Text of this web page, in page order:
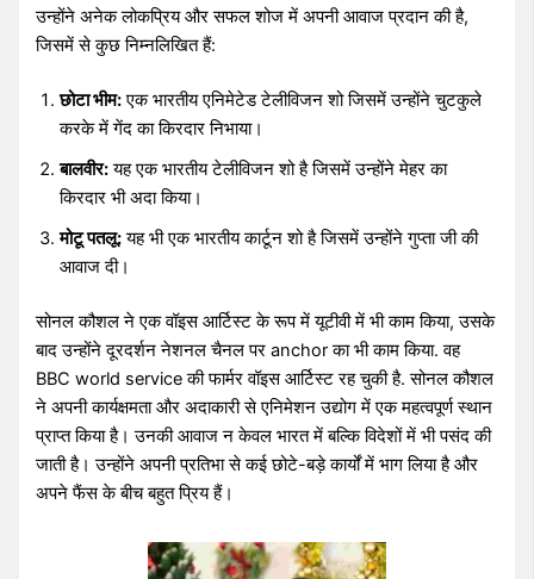
उन्होंने अनेक लोकप्रिय और सफल शोज में अपनी आवाज प्रदान की है,
जिसमें से कुछ निम्नलिखित हैं:
छोटा भीम:एक भारतीय एनिमेटेड टेलीविजन शो जिसमें उन्होंने चुटकुले
करके में गेंद का किरदार निभाया।
बालवीर:यह एक भारतीय टेलीविजन शो है जिसमें उन्होंने मेहर का
किरदार भी अदा किया।
मोटू पतलू:यह भी एक भारतीय कार्टून शो है जिसमें उन्होंने गुप्ता जी की
आवाज दी।
सोनल कौशल ने एक वॉइस आर्टिस्ट के रूप में यूटीवी में भी काम किया, उसके
बाद उन्होंने दूरदर्शन नेशनल चैनल पर anchor का भी काम किया. वह
BBC world service की फार्मर वॉइस आर्टिस्ट रह चुकी है. सोनल कौशल
ने अपनी कार्यक्षमता और अदाकारी से एनिमेशन उद्योग में एक महत्वपूर्ण स्थान
प्राप्त किया है। उनकी आवाज न केवल भारत में बल्कि विदेशों में भी पसंद की
जाती है। उन्होंने अपनी प्रतिभा से कई छोटे-बड़े कार्यों में भाग लिया है और
अपने फैंस के बीच बहुत प्रिय हैं।